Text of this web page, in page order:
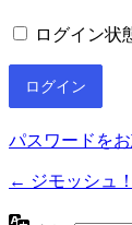
ログイン状
パスワードを
← ジモッシュ